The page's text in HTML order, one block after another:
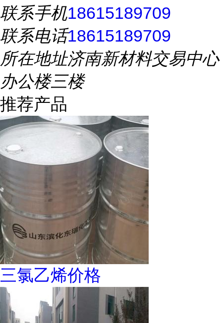
联系手机18615189709
联系电话18615189709
所在地址济南新材料交易中心
办公楼三楼
推荐产品
三氯乙烯价格